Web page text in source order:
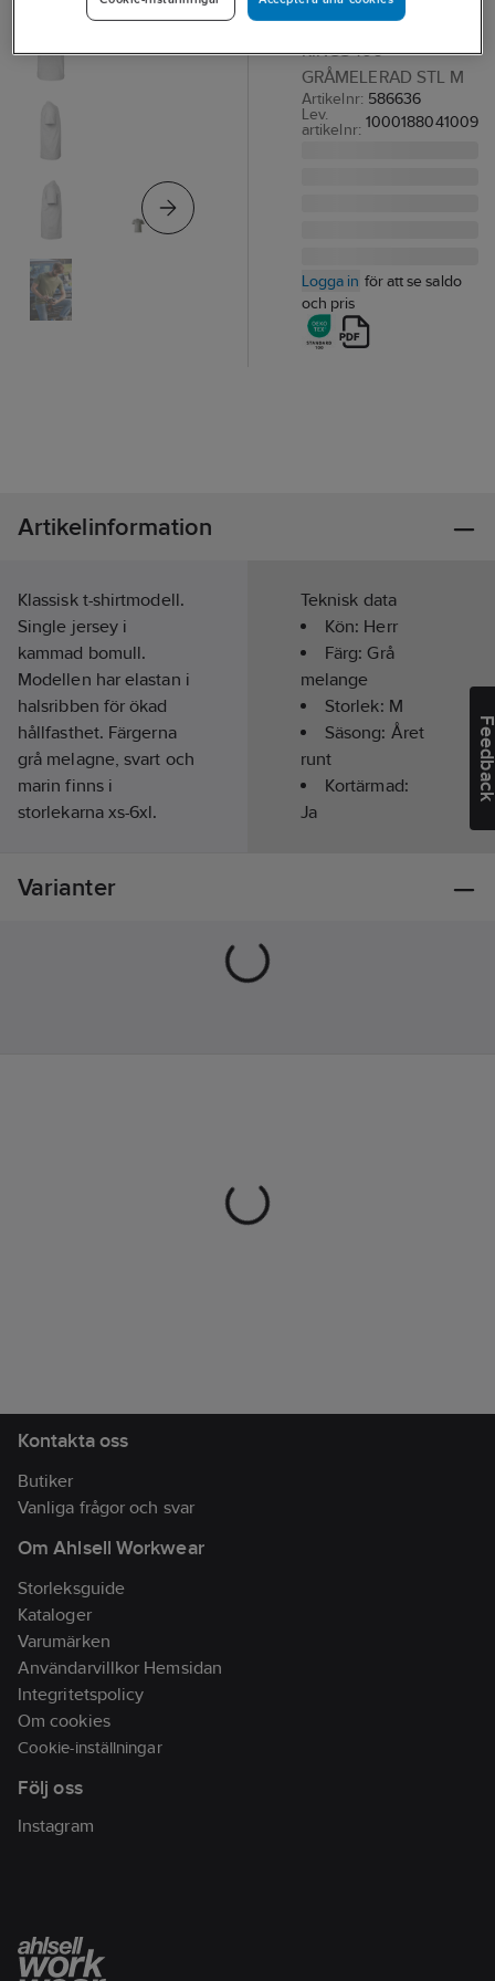
T-SHIRT SOUTH WEST
KINGS 106
GRÅMELERAD STL M
Artikelnr: 586636
Lev.
artikelnr: 1000188041009
Logga in för att se saldo
och pris
Artikelinformation
Klassisk t-shirtmodell.
Single jersey i
kammad bomull.
Modellen har elastan i
halsribben för ökad
hållfasthet. Färgerna
grå melagne, svart och
marin finns i
storlekarna xs-6xl.
artikelnr:
1000188041009
Teknisk data
Kön: Herr
Färg:Grå
melange
Storlek: M
Säsong: Året
runt
Kortärmad:
Ja
Varianter
Kontakta oss
Butiker
Vanliga frågor och svar
Om Ahlsell Workwear
Storleksguide
Kataloger
Varumärken
Användarvillkor Hemsidan
Integritetspolicy
Om cookies
Cookie-inställningar
Följ oss
Instagram